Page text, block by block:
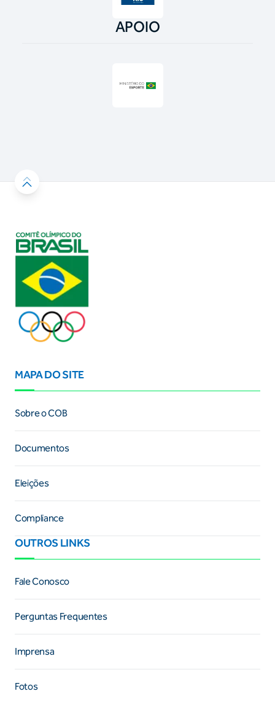
APOIO
MAPA DO SITE
Sobre o COB
Documentos
Eleições
Compliance
OUTROS LINKS
Fale Conosco
Perguntas Frequentes
Imprensa
Fotos